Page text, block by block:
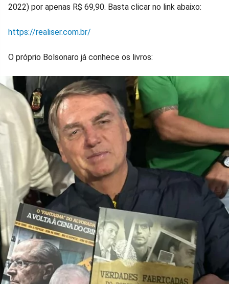
2022) por apenas R$ 69,90. Basta clicar no link abaixo:
https://realiser.com.br/
O próprio Bolsonaro já conhece os livros: